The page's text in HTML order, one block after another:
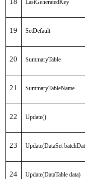
18 LastGeneratedKey
19 SetDefault
20 SummaryTable
21 SummaryTableName
22 Update()
23 Update(DataSet
24 Update(DataTable data)